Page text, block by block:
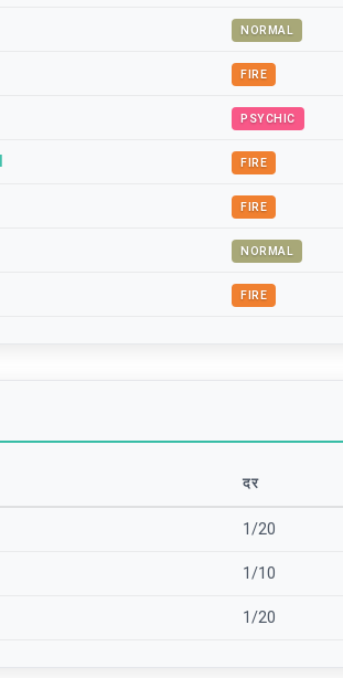
NORMAL
FIRE
PSYCHIC
FIRE
FIRE
NORMAL
FIRE
दर
1/20
1/10
1/20